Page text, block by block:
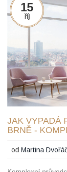
15
říj
JAK VYPADÁ
BRNĚ -
odMartina